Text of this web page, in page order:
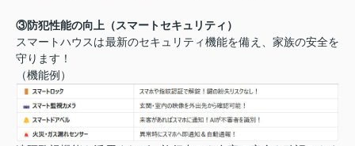
③防犯性能の向上（スマートセキュリティ）
スマートハウスは最新のセキュリティ機能を備え、家族の安全を
守ります！
（機能例）